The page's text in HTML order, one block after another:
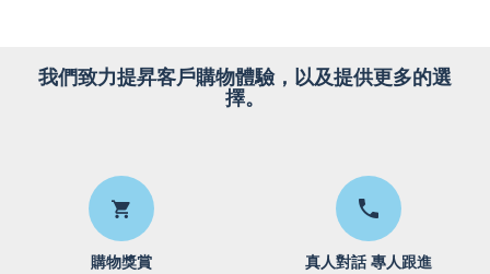
我們致力提昇客戶購物體驗，以及提供更多的選
擇。
購物獎賞 真人對話 專人跟進